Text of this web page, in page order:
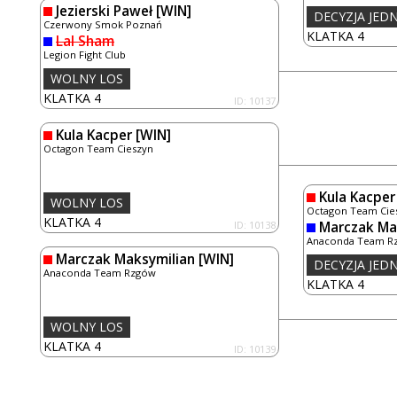
Jezierski Paweł[WIN]
Czerwony Smok Poznań
Lal Sham
Legion Fight Club
KLATKA 4 ID: 10137
WOLNY LOS
Kula Kacper [WIN]
Octagon Team Cieszyn
KLATKA 4 ID: 10138
WOLNY LOS
Marczak Maksymilian [WIN]
Anaconda Team Rzgów
KLATKA 4 ID: 10139
WOLNY LOS
KLATKA 4
DECYZJA
Kula Kacper
Octagon Team
Marczak
Anaconda Team
KLATKA 4
DECYZJA